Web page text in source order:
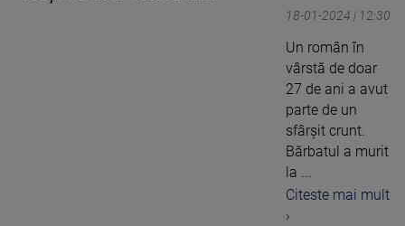
18-01-2024 | 12:30
Un român în
vârstă de doar
27 de ani a avut
parte de un
sfârșit crunt.
Bărbatul a murit
la ...
Citeste mai mult
›